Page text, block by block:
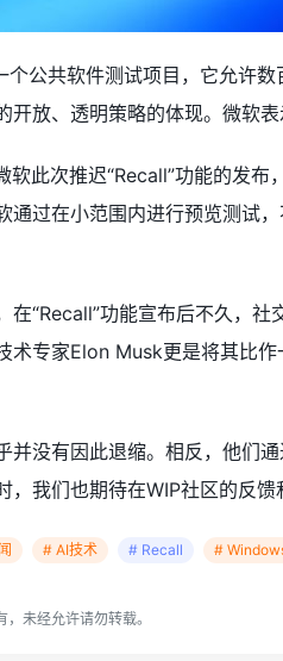
个公共软件测试项目，它允许
开放、透明策略的体现。微软
软此次推迟“Recall”功能的发
通过在小范围内进行预览测试
在“Recall”功能宣布后不久，
术专家Elon Musk更是将其比
并没有因此退缩。相反，他们
，我们也期待在WIP社区的反
# AI技术 # Recall #
未经允许请勿转载。